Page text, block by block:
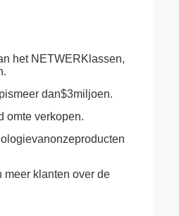
het NETWERKlassen,
dan$3miljoen.
omte verkopen.
meer klanten over de